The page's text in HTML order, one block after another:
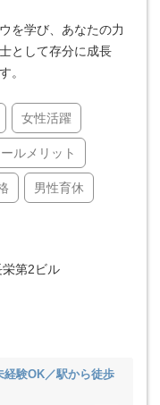
を学び、あなたの力
として存分に成長
。
女性活躍
ルメリット
男性育休
第2ビル
経験OK／駅から徒歩